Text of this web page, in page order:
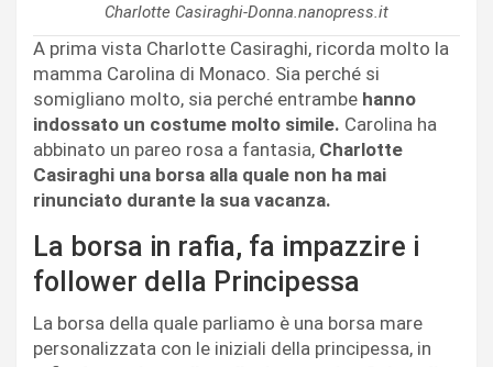
Charlotte Casiraghi-Donna.nanopress.it
A prima vista Charlotte Casiraghi, ricorda molto la
mamma Carolina di Monaco. Sia perché si
somigliano molto, sia perché entrambe hanno
indossato un costume molto simile. Carolina ha
abbinato un pareo rosa a fantasia, Charlotte
Casiraghi una borsa alla quale non ha mai
rinunciato durante la sua vacanza.
La borsa in rafia, fa impazzire i
follower della Principessa
La borsa della quale parliamo è una borsa mare
personalizzata con le iniziali della principessa, in